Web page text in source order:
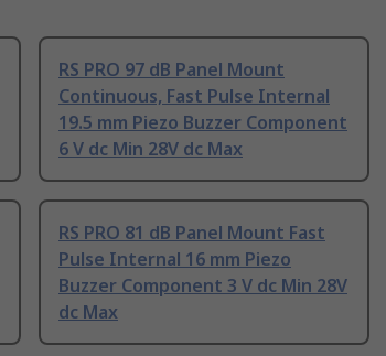
RS PRO 97 dB Panel Mount
Continuous, Fast Pulse Internal
19.5 mm Piezo Buzzer Component
6 V dc Min 28V dc Max
RS PRO 81 dB Panel Mount Fast
Pulse Internal 16 mm Piezo
Buzzer Component 3 V dc Min 28V
dc Max